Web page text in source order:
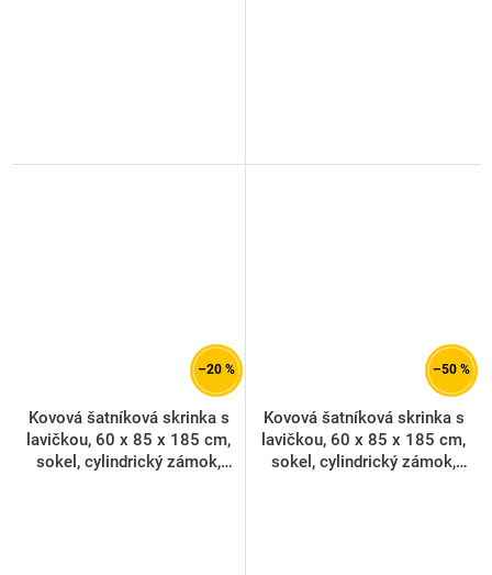
–20 %
Kovová šatníková skrinka s
lavičkou, 60 x 85 x 185 cm,
sokel, cylindrický zámok,
–50 %
Kovová šatníková skrinka s
lavičkou, 60 x 85 x 185 cm,
sokel, cylindrický zámok,